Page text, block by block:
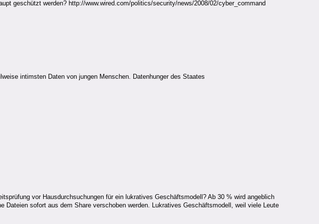
geschützt werden? http://www.wired.com/politics/security/news/2008/02/cyber_command
intimsten Daten von jungen Menschen. Datenhunger des Staates
vor Hausdurchsuchungen für ein lukratives Geschäftsmodell? Ab 30 % wird angeblich
sofort aus dem Share verschoben werden. Lukratives Geschäftsmodell, weil viele Leute